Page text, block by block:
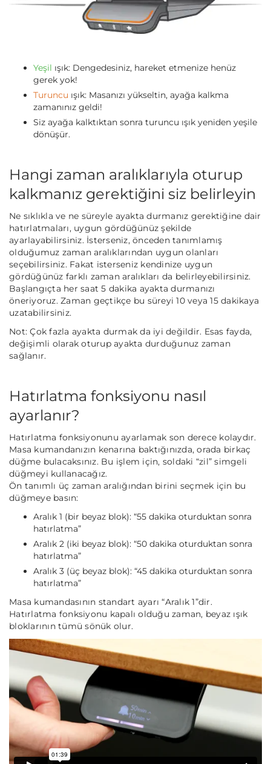
Yeşil ışık: Dengedesiniz, hareket etmenize henüz
gerek yok!
Turuncu ışık: Masanızı yükseltin, ayağa kalkma
zamanınız geldi!
Siz ayağa kalktıktan sonra turuncu ışık yeniden yeşile
dönüşür.
Hangi zaman aralıklarıyla oturup
kalkmanız gerektiğini siz belirleyin
Ne sıklıkla ve ne süreyle ayakta durmanız gerektiğine dair
hatırlatmaları, uygun gördüğünüz şekilde
ayarlayabilirsiniz. İsterseniz, önceden tanımlamış
olduğumuz zaman aralıklarından uygun olanları
seçebilirsiniz. Fakat isterseniz kendinize uygun
gördüğünüz farklı zaman aralıkları da belirleyebilirsiniz.
Başlangıçta her saat 5 dakika ayakta durmanızı
öneriyoruz. Zaman geçtikçe bu süreyi 10 veya 15 dakikaya
uzatabilirsiniz.
Not: Çok fazla ayakta durmak da iyi değildir. Esas fayda,
değişimli olarak oturup ayakta durduğunuz zaman
sağlanır.
Hatırlatma fonksiyonu nasıl
ayarlanır?
Hatırlatma fonksiyonunu ayarlamak son derece kolaydır.
Masa kumandanızın kenarına baktığınızda, orada birkaç
düğme bulacaksınız. Bu işlem için, soldaki “zil” simgeli
düğmeyi kullanacağız.
Ön tanımlı üç zaman aralığından birini seçmek için bu
düğmeye basın:
Aralık 1 (bir beyaz blok): “55 dakika oturduktan sonra
hatırlatma”
Aralık 2 (iki beyaz blok): “50 dakika oturduktan sonra
hatırlatma”
Aralık 3 (üç beyaz blok): “45 dakika oturduktan sonra
hatırlatma”
Masa kumandasının standart ayarı “Aralık 1”dir.
Hatırlatma fonksiyonu kapalı olduğu zaman, beyaz ışık
bloklarının tümü sönük olur.